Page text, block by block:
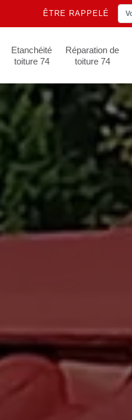
ÊTRE RAPPELÉ
Etanchéité
toiture 74
Réparation de
toiture 74